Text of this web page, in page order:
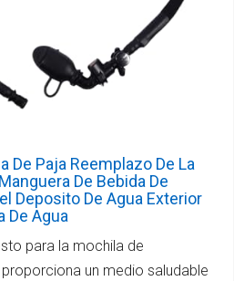
De Paja Reemplazo De La
De Bebida De
Deposito De Agua Exterior
De Agua
para la mochila de
un medio saludable